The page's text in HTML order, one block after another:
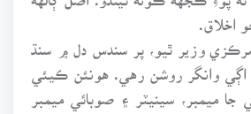
اخلاق.
وزير ٿيو، پر سندس دل ۾ سنڌ
وانگر روشن رهي. هونئن ڪيئي
جا ميمبر، سينيٽر ۽ صوبائي ميمبر